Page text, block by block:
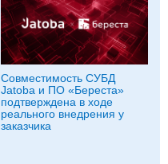
Совместимость СУБД
Jatoba и ПО «Береста»
подтверждена в ходе
реального внедрения у
заказчика